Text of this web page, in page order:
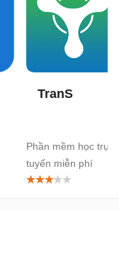
TranS
Phần mềm học trực
tuyến miễn phí